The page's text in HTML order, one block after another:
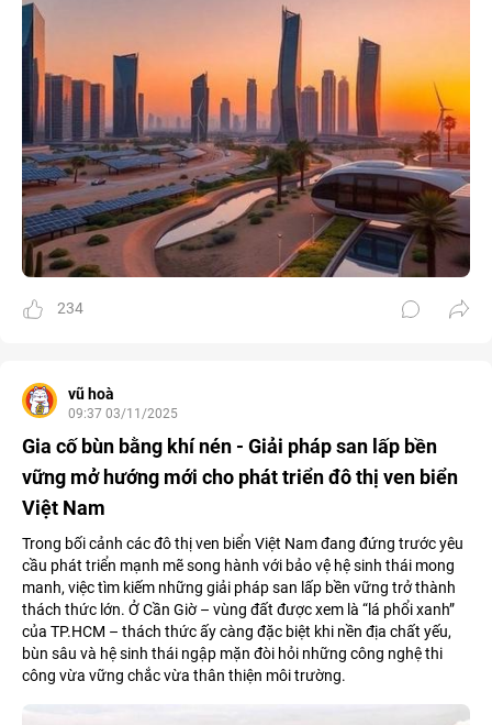
234
vũ hoà
09:37 03/11/2025
Gia cố bùn bằng khí nén - Giải pháp san lấp bền
vững mở hướng mới cho phát triển đô thị ven biển
Việt Nam
Trong bối cảnh các đô thị ven biển Việt Nam đang đứng trước yêu
cầu phát triển mạnh mẽ song hành với bảo vệ hệ sinh thái mong
manh, việc tìm kiếm những giải pháp san lấp bền vững trở thành
thách thức lớn. Ở Cần Giờ – vùng đất được xem là “lá phổi xanh”
của TP.HCM – thách thức ấy càng đặc biệt khi nền địa chất yếu,
bùn sâu và hệ sinh thái ngập mặn đòi hỏi những công nghệ thi
công vừa vững chắc vừa thân thiện môi trường.